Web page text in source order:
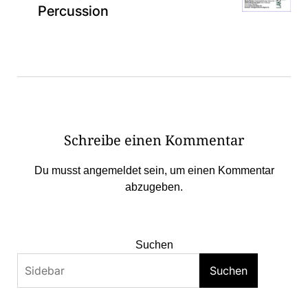
Percussion
Schreibe einen Kommentar
Du musstangemeldetsein, um einen Kommentar
abzugeben.
Suchen
Suchen